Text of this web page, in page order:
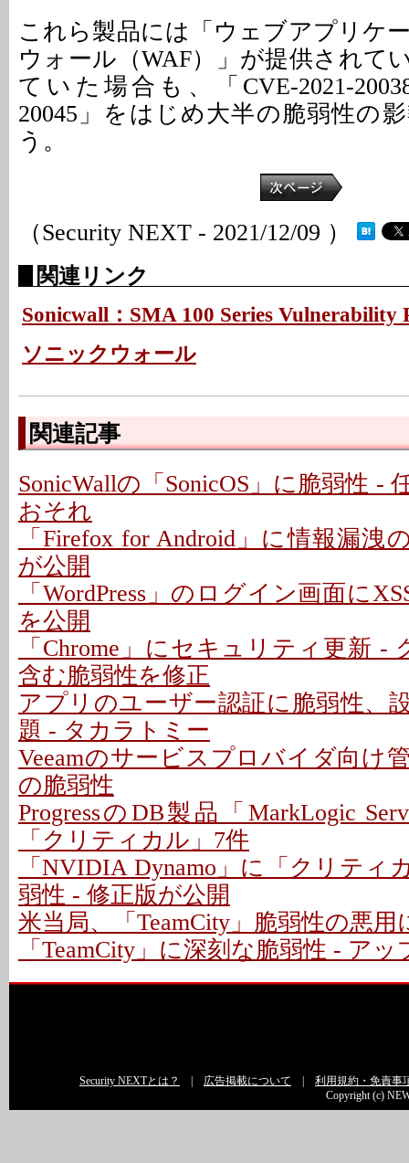
これら製品には「ウェブアプリケ
ウォール（WAF）」が提供されて
ていた場合も、「CVE-2021-
20045」をはじめ大半の脆弱性の
う。
（Security NEXT - 2021/12/09 ）
関連リンク
Sonicwall：SMA 100 Series Vulnerability
ソニックウォール
関連記事
SonicWallの「SonicOS」に脆弱性 -
おそれ
「Firefox for Android」に情報漏洩
が公開
「WordPress」のログイン画面に
を公開
「Chrome」にセキュリティ更新 -
含む脆弱性を修正
アプリのユーザー認証に脆弱性、
題 - タカラトミー
Veeamのサービスプロバイダ向け
の脆弱性
ProgressのDB製品「MarkLogic
「クリティカル」7件
「NVIDIA Dynamo」に「クリティ
弱性 - 修正版が公開
米当局、「TeamCity」脆弱性の悪用
「TeamCity」に深刻な脆弱性 - ア
Security NEXTとは？ 広告掲載について
利用規約・免責事
Copyright (c)